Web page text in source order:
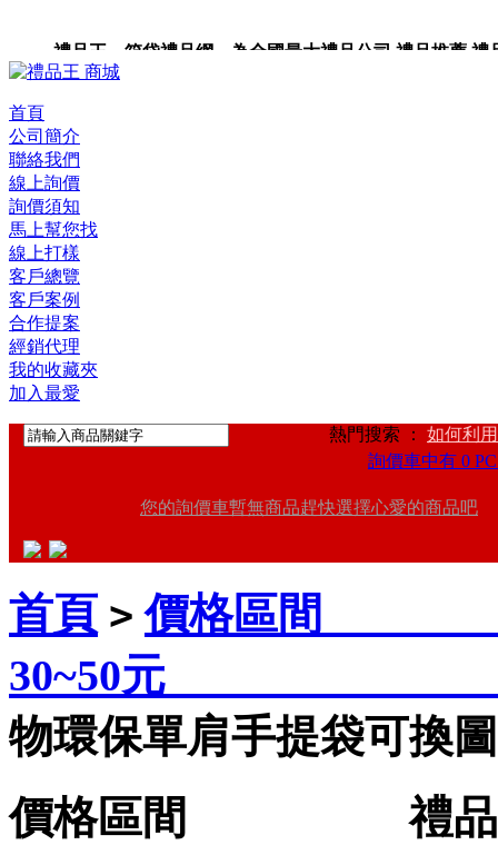
禮品王 箱袋禮品網 為全國最大禮品公司,禮品推薦,禮
卡,企業禮品,禮品小物,高級禮品,禮品網站。
首頁
公司簡介
聯絡我們
線上詢價
詢價須知
馬上幫您找
線上打樣
客戶總覽
客戶案例
合作提案
經銷代理
我的收藏夾
加入最愛
熱門搜索 ： 如何利
詢價車中有 0
您的詢價車暫無商品趕快選擇心愛的商品吧
首頁 > 價格區間 禮
30~50元 禮
物環保單肩手提袋可換
價格區間 禮品王